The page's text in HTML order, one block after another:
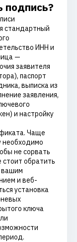
подпись?
стандартный
ИНН и
—
заявителя
паспорт
выписка из
заявления,
и настройку
Чаще
необходимо
не сорвать
стоит обратить
вашим
и веб-
установка
ключа